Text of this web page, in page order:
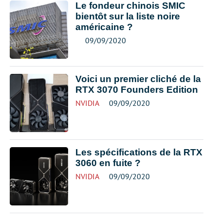
Le fondeur chinois SMIC
bientôt sur la liste noire
américaine ?
09/09/2020
Voici un premier cliché de la
RTX 3070 Founders Edition
NVIDIA 09/09/2020
Les spécifications de la RTX
3060 en fuite ?
NVIDIA 09/09/2020